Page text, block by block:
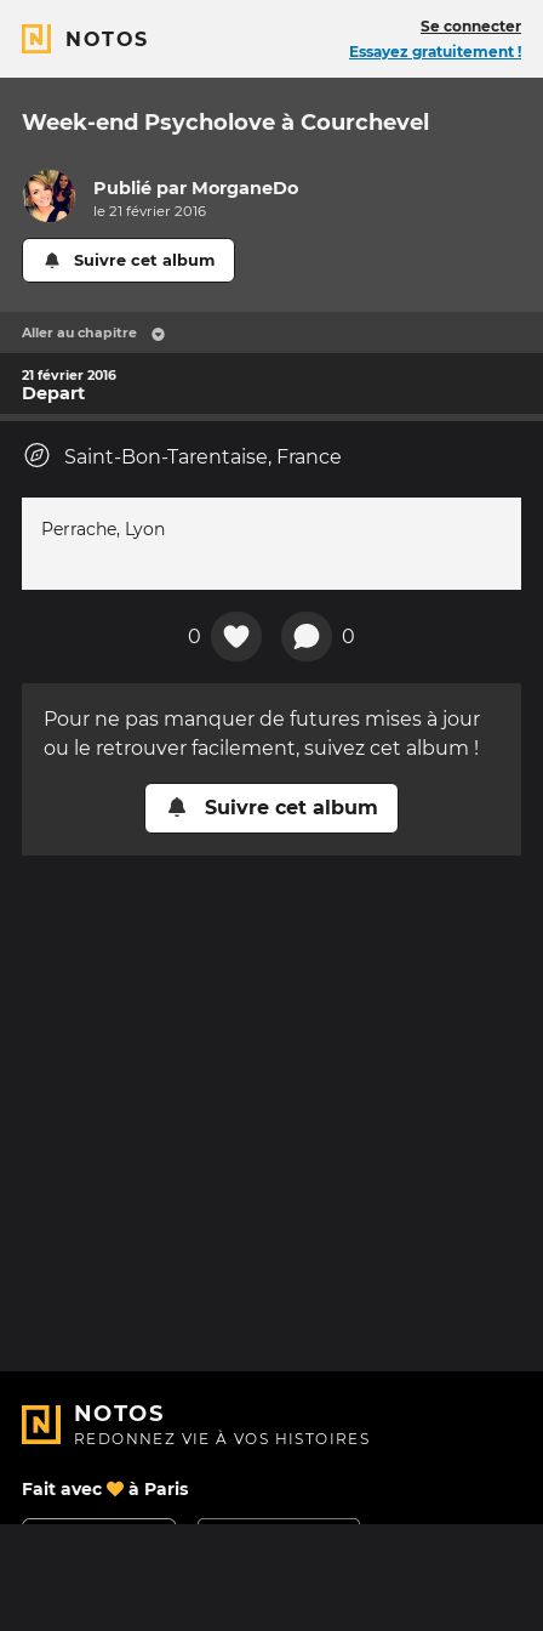
NOTOS
Se connecter
Essayez gratuitement !
Week-end Psycholove à Courchevel
Publié par MorganeDo
le 21 février 2016
Suivre cet album
Aller au chapitre
21 février 2016
Depart
Saint-Bon-Tarentaise, France
Perrache, Lyon
0 0
Pour ne pas manquer de futures mises à jour
ou le retrouver facilement, suivez cet album !
Suivre cet album
NOTOS
REDONNEZ VIE À VOS HISTOIRES
Fait avec à Paris